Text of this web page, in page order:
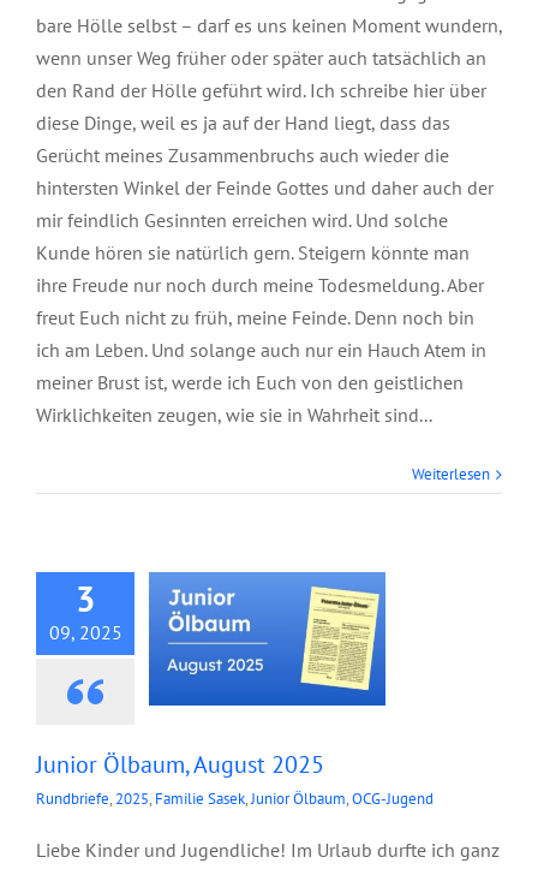
bare Hölle selbst – darf es uns keinen Moment wundern,
wenn unser Weg früher oder später auch tatsächlich an
den Rand der Hölle geführt wird. Ich schreibe hier über
diese Dinge, weil es ja auf der Hand liegt, dass das
Gerücht meines Zusammenbruchs auch wieder die
hintersten Winkel der Feinde Gottes und daher auch der
mir feindlich Gesinnten erreichen wird. Und solche
Kunde hören sie natürlich gern. Steigern könnte man
ihre Freude nur noch durch meine Todesmeldung. Aber
freut Euch nicht zu früh, meine Feinde. Denn noch bin
ich am Leben. Und solange auch nur ein Hauch Atem in
meiner Brust ist, werde ich Euch von den geistlichen
Wirklichkeiten zeugen, wie sie in Wahrheit sind...
Weiterlesen
3
09, 2025
Junior Ölbaum,
Junior Ölbaum, August 2025
Rundbriefe, 2025, Familie Sasek,Junior Ölbaum,OCG-Jugend
Liebe Kinder und Jugendliche! Im Urlaub durfte ich ganz